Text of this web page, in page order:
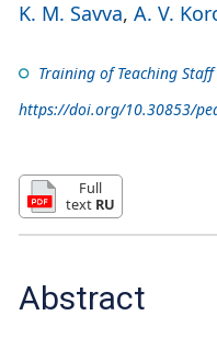
K. M. Savva A. V.
Training of Teaching Staff
https://doi.org/10.30853/
Full
text RU
Abstract